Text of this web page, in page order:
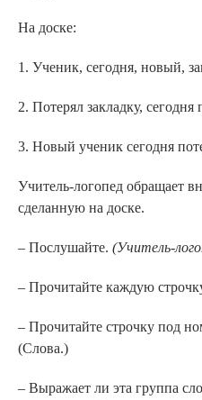
На доске:
1. Ученик, сегодня, новый,
2. Потерял закладку, сегодня
3. Новый ученик сегодня
Учитель-логопед обращает
сделанную на доске.
– Послушайте. (Учитель-
– Прочитайте каждую
– Прочитайте строчку под
(Слова.)
– Выражает ли эта группа